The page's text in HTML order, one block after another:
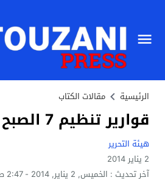
الرئيسية مقالات الكتاب
قوارير تنظيم 7 الصبح
هيئة التحرير
2 يناير 2014
آخر تحديث : الخميس, 2 يناير, 2014 - 2:47 صباحًا